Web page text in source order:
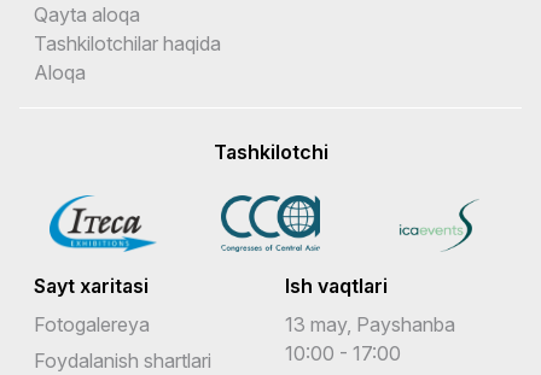
Qayta aloqa
Tashkilotchilar haqida
Aloqa
Tashkilotchi
Sayt xaritasi
Fotogalereya
Foydalanish shartlari
Ish vaqtlari
13 may, Payshanba
10:00 - 17:00